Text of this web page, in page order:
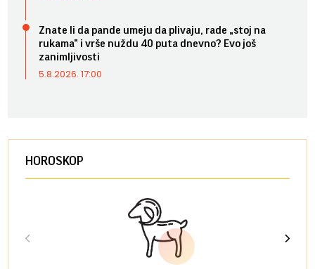
Znate li da pande umeju da plivaju, rade „stoj na
rukama” i vrše nuždu 40 puta dnevno? Evo još
zanimljivosti
5.8.2026. 17:00
HOROSKOP